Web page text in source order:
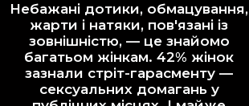
Небажані дотики, обмацування,
жарти і натяки, пов'язані із
зовнішністю, — це знайомо
багатьом жінкам. 42% жінок
зазнали стріт-гарасменту —
сексуальних домагань у